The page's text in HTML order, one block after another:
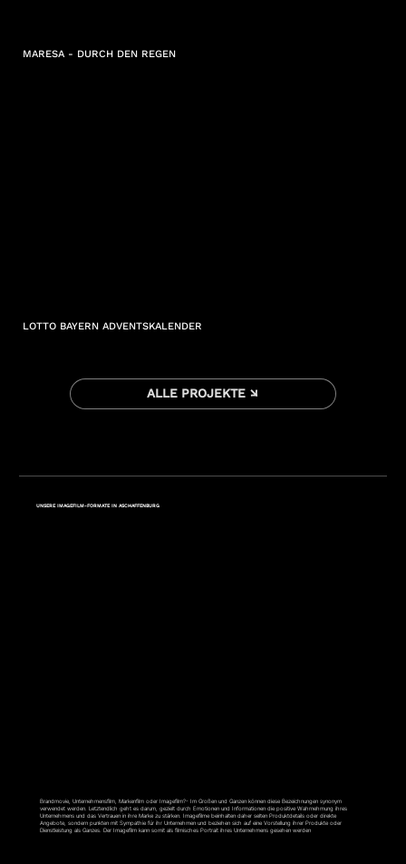
MARESA - DURCH DEN REGEN
LOTTO BAYERN ADVENTSKALENDER
ALLE PROJEKTE ↘
UNSERE IMAGEFILM-FORMATE IN ASCHAFFENBURG
Brandmovie, Unternehmensfilm, Markenfilm oder Imagefilm?- Im Großen und Ganzen können diese Bezeichnungen synonym
verwendet werden. Letztendlich geht es darum, gezielt durch Emotionen und Informationen die positive Wahrnehmung ihres
Unternehmens und das Vertrauen in ihre Marke zu stärken. Imagefilme beinhalten daher selten Produktdetails oder direkte
Angebote, sondern punkten mit Sympathie für ihr Unternehmen und beziehen sich auf eine Vorstellung ihrer Produkte oder
Dienstleistung als Ganzes. Der Imagefilm kann somit als filmisches Portrait ihres Unternehmens gesehen werden